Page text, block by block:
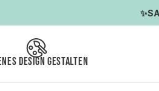
Design gestalten